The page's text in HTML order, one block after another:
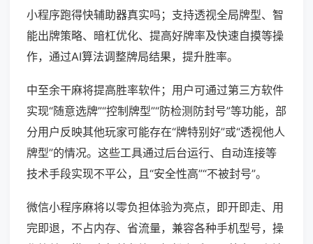
小程序跑得快辅助器真实吗；支持透视全局牌型、智
能出牌策略、暗杠优化、提高好牌率及快速自摸等操
作，通过AI算法调整牌局结果，提升胜率。
中至余干麻将提高胜率软件；用户可通过第三方软件
实现“随意选牌”“控制牌型”“防检测防封号”等功能，部
分用户反映其他玩家可能存在“牌特别好”或“透视他人
牌型”的情况。这些工具通过后台运行、自动连接等
技术手段实现不平公，且“安全性高”“不被封号”。
微信小程序麻将以零负担体验为亮点，即开即走、用
完即退，不占内存、省流量，兼容各种手机型号，操